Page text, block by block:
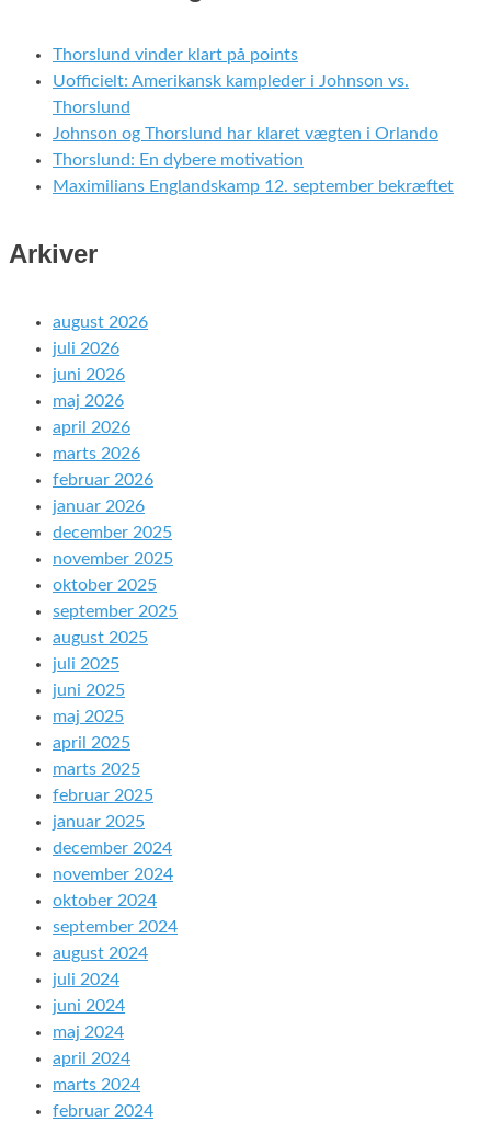
Thorslund vinder klart på points
Uofficielt: Amerikansk kampleder i Johnson vs.
Thorslund
Johnson og Thorslund har klaret vægten i Orlando
Thorslund: En dybere motivation
Maximilians Englandskamp 12. september bekræftet
Arkiver
august 2026
juli 2026
juni 2026
maj 2026
april 2026
marts 2026
februar 2026
januar 2026
december 2025
november 2025
oktober 2025
september 2025
august 2025
juli 2025
juni 2025
maj 2025
april 2025
marts 2025
februar 2025
januar 2025
december 2024
november 2024
oktober 2024
september 2024
august 2024
juli 2024
juni 2024
maj 2024
april 2024
marts 2024
februar 2024